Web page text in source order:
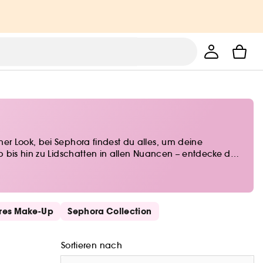
Look, bei Sephora findest du alles, um deine
bis hin zu Lidschatten in allen Nuancen – entdecke die
Make-Up Sephora Collection
Sortieren nach